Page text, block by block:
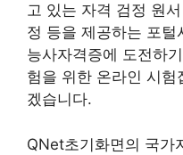
고 있는 자격 검정 원
정 등을 제공하는 포털
능사자격증에 도전하
험을 위한 온라인 시
겠습니다.
QNet초기화면의 국가